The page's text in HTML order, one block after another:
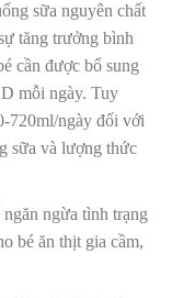
sữa nguyên chất
tăng trưởng bình
cần được bổ sung
mỗi ngày. Tuy
720ml/ngày đối với
sữa và lượng thức
ngừa tình trạng
bé ăn thịt gia cầm,